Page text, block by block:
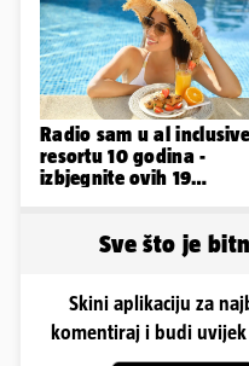
Radio sam u al inclusive
resortu 10 godina -
izbjegnite ovih 19
Sve što je
Skini aplikaciju za
komentiraj i budi